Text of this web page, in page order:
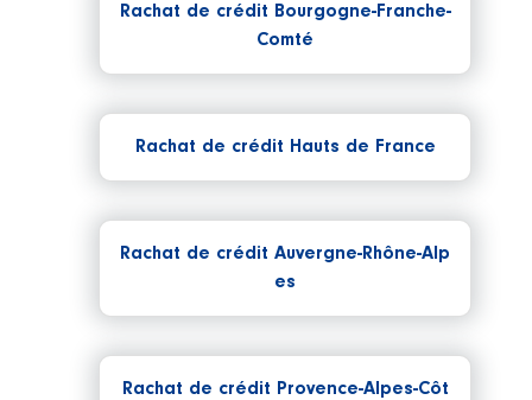
Rachat de crédit Bourgogne-Franche-
Comté
Rachat de crédit Hauts de France
Rachat de crédit Auvergne-Rhône-Alp
es
Rachat de crédit Provence-Alpes-Côt